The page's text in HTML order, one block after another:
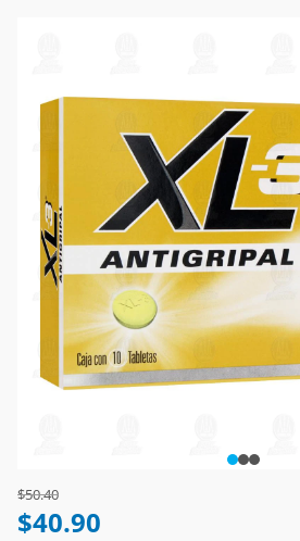
Price reduced from
$50.40to
$40.90